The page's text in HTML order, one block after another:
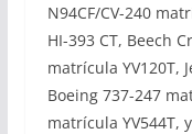
N94CF/CV-240
HI-393 CT, Beech
matrícula YV120T,
Boeing 737-247
matrícula YV544T,